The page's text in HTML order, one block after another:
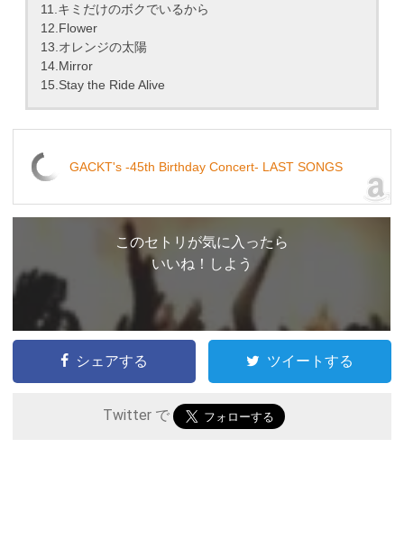
11.キミだけのボクでいるから
12.Flower
13.オレンジの太陽
14.Mirror
15.Stay the Ride Alive
GACKT's -45th Birthday Concert- LAST SONGS
このセトリが気に入ったら
いいね！しよう
シェアする ツイートする
Twitter で